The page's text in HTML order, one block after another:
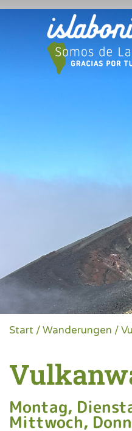
Start / Wanderungen /
Montag,
Mittwoch,